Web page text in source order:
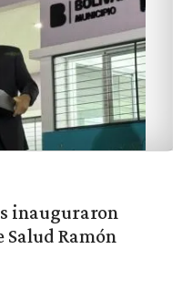
inauguraron
Salud Ramón